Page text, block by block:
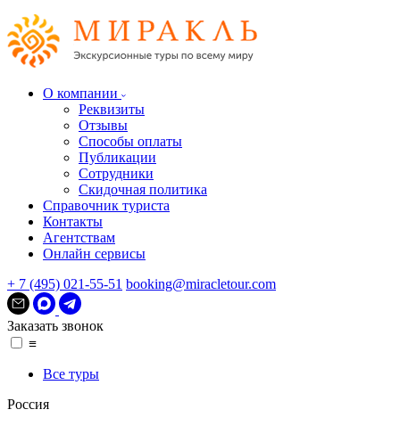
О компании
Реквизиты
Отзывы
Способы оплаты
Публикации
Сотрудники
Скидочная политика
Справочник туриста
Контакты
Агентствам
Онлайн сервисы
+ 7 (495) 021-55-51 booking@miracletour.com
Заказать звонок
≡
Все туры
Россия